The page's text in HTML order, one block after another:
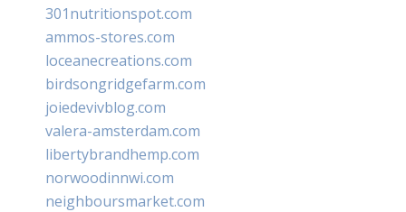
301nutritionspot.com
ammos-stores.com
loceanecreations.com
birdsongridgefarm.com
joiedevivblog.com
valera-amsterdam.com
libertybrandhemp.com
norwoodinnwi.com
neighboursmarket.com